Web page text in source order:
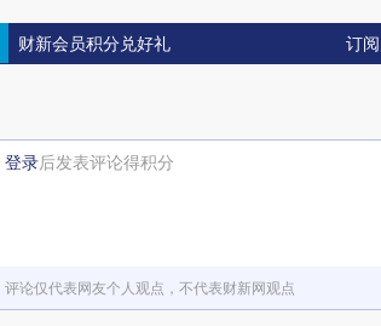
财新会员积分兑好礼 订
登录后发表评论得积分
评论仅代表网友个人观点，不代表财新网观点